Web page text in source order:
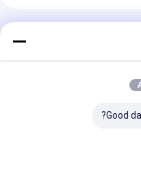
Good